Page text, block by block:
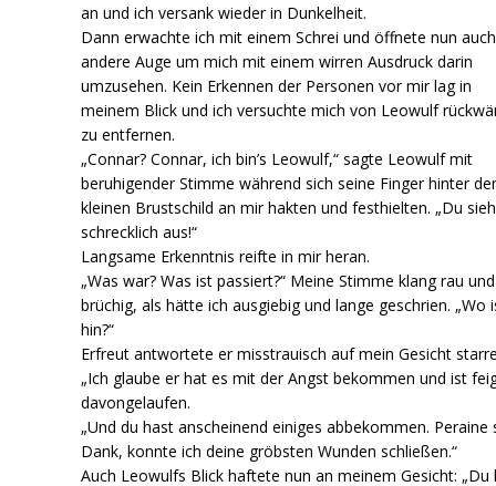
an und ich versank wieder in Dunkelheit.
Dann erwachte ich mit einem Schrei und öffnete nun
andere Auge um mich mit einem wirren Ausdruck darin
umzusehen. Kein Erkennen der Personen vor mir lag in
meinem Blick und ich versuchte mich von Leowulf
zu entfernen.
„Connar? Connar, ich bin’s Leowulf,“ sagte Leowulf mit
beruhigender Stimme während sich seine Finger hinter
kleinen Brustschild an mir hakten und festhielten. „Du
schrecklich aus!“
Langsame Erkenntnis reifte in mir heran.
„Was war? Was ist passiert?“ Meine Stimme klang rau und
brüchig, als hätte ich ausgiebig und lange geschrien. „Wo
hin?“
Erfreut antwortete er misstrauisch auf mein Gesicht
„Ich glaube er hat es mit der Angst bekommen und ist
davongelaufen.
„Und du hast anscheinend einiges abbekommen. Peraine
Dank, konnte ich deine gröbsten Wunden schließen.“
Auch Leowulfs Blick haftete nun an meinem Gesicht: „Du